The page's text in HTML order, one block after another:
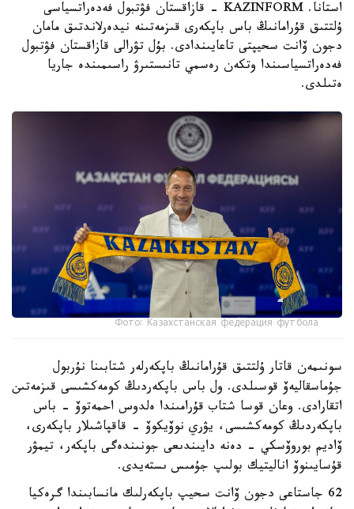
استانا. KAZINFORM - قازاقستان فۋتبول فەدەراتسياسى
ۇلتتىق قۇرامانىڭ باس باپكەرى قىزمەتىنە نيدەرلاندتىق مامان
دجون ۆانت سحيپتى تاعايىندادى. بۇل تۋرالى قازاقستان فۋتبول
فەدەراتسياسىندا وتكەن رەسمي تانىستىرۋ راسىمىندە جاريا
ەتىلدى.
Фото: Казахстанская федерация футбола
سونىمەن قاتار ۇلتتىق قۇرامانىڭ باپكەرلەر شتابىنا نۇربول
جۇماسقاليەۆ قوسىلدى. ول باس باپكەردىڭ كومەكشىسى قىزمەتىن
اتقارادى. وعان قوسا شتاب قۇرامىندا ەلدوس احمەتوۆ - باس
باپكەردىڭ كومەكشىسى، يۋري نوۆيكوۆ - قاقپاشىلار باپكەرى،
ۆاديم بوروۆسكي - دەنە دايىندىعى جونىندەگى باپكەر، تيمۋر
قۇسايىنوۆ اناليتيك بولىپ جۇمىس ىستەيدى.
62 جاستاعى دجون ۆانت سحيپ باپكەرلىك مانسابىندا گرەكيا